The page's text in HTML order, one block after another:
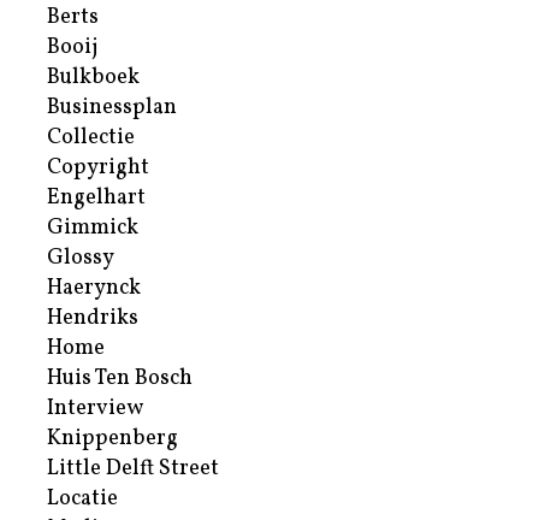
Berts
Booij
Bulkboek
Businessplan
Collectie
Copyright
Engelhart
Gimmick
Glossy
Haerynck
Hendriks
Home
Huis Ten Bosch
Interview
Knippenberg
Little Delft Street
Locatie